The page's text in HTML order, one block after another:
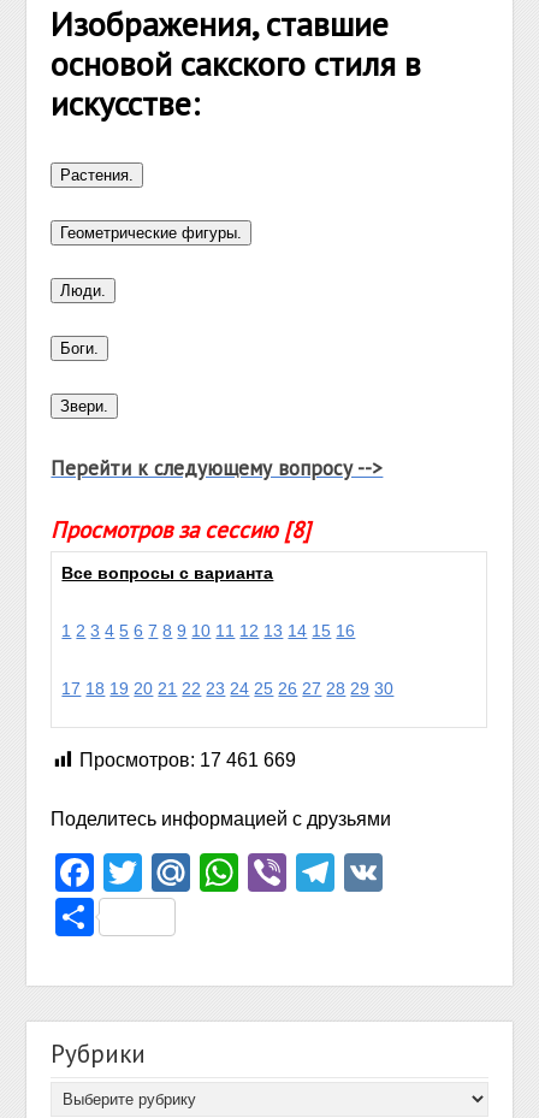
Изображения, ставшие
основой сакского стиля в
искусстве:
Перейти к следующему вопросу -->
Просмотров за сессию [8]
Все вопросы с варианта
1 2 3 4 5 6 7 8 9 10 11 12 13 14 15 16
17 18 19 20 21 22 23 24 25 26 27 28 29 30
Просмотров: 17 461 669
Поделитесь информацией с друзьями
Facebook
TwitterMail.Ru
WhatsApp
ViberTelegram
Отправить
Рубрики